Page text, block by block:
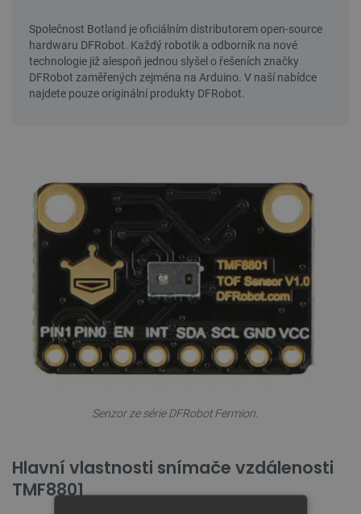
Senzor ze série DFRobot Fermion.
Hlavní vlastnosti snímače vzdálenosti
TMF8801